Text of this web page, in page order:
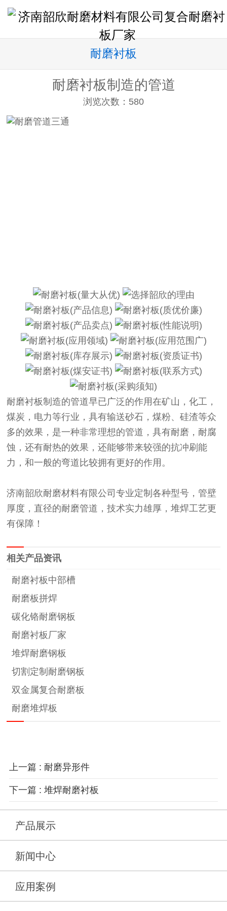
耐磨衬板
耐磨衬板制造的管道
浏览次数： 580
耐磨衬板制造的管道早已广泛的作用在矿山，化工，
煤炭，电力等行业，具有输送砂石，煤粉、硅渣等众
多的效果，是一种非常理想的管道，具有耐磨，耐腐
蚀，还有耐热的效果，还能够带来较强的抗冲刷能
力，和一般的弯道比较拥有更好的作用。
济南韶欣耐磨材料有限公司专业定制各种型号，管壁
厚度，直径的耐磨管道，技术实力雄厚，堆焊工艺更
有保障！
相关产品资讯
耐磨衬板中部槽
耐磨板拼焊
碳化铬耐磨钢板
耐磨衬板厂家
堆焊耐磨钢板
切割定制耐磨钢板
双金属复合耐磨板
耐磨堆焊板
上一篇 : 耐磨异形件
下一篇 : 堆焊耐磨衬板
产品展示
新闻中心
应用案例